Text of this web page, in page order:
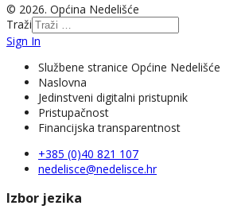
© 2026. Općina Nedelišće
Traži
Sign In
Službene stranice Općine Nedelišće
Naslovna
Jedinstveni digitalni pristupnik
Pristupačnost
Financijska transparentnost
+385 (0)40 821 107
nedelisce@nedelisce.hr
Izbor jezika